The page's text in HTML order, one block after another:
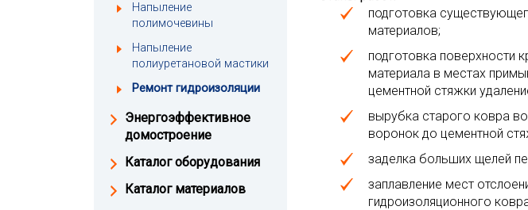
подготовка
материалов;
подготовка поверхности
материала в местах
цементной стяжки
вырубка старого ковра
воронок до цементной
заделка больших щелей
заплавление мест
гидроизоляционного
Напыление
полимочевины
Напыление
полиуретановой мастики
Ремонт гидроизоляции
Энергоэффективное
домостроение
Каталог оборудования
Каталог материалов